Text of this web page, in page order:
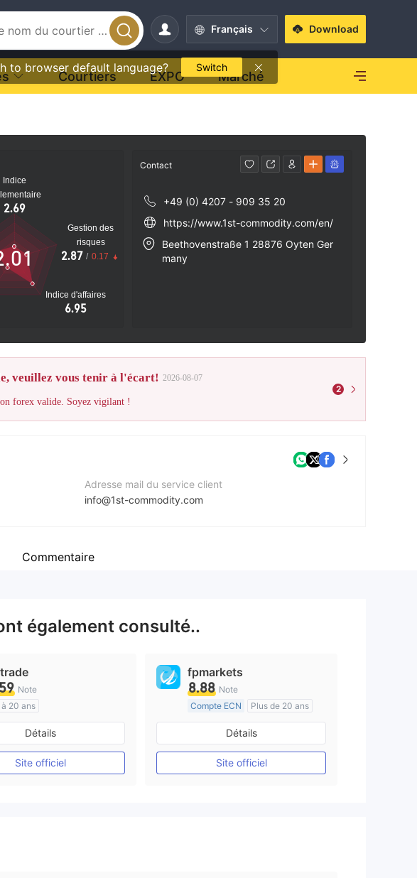
Français
to browser default language? Switch
Download
Courtiers EXPO Marché
Indice
2.69
Indice d'affaires
6.95
Gestion des
risques
2.87 / 0.17
Contact
+49 (0) 4207 - 909 35 20
https://www.1st-commodity.com/en/
Beethovenstraße 1 28876 Oyten Ger
many
veuillez vous tenir à l'écart! 2026-08-07
forex valide. Soyez vigilant !
2
Adresse mail du service client
info@1st-commodity.com
Site Web de l'entreprise
Commentaire
également consulté..
Note
à 20 ans
de Australie
Making (MM)
recherche
Détails
Site officiel
fpmarkets
8.88 Note
Compte ECN
Plus de 20 ans
Réglementation de Australie
Market Making (MM)
Etiquette principale MT4
Détails
Site officiel